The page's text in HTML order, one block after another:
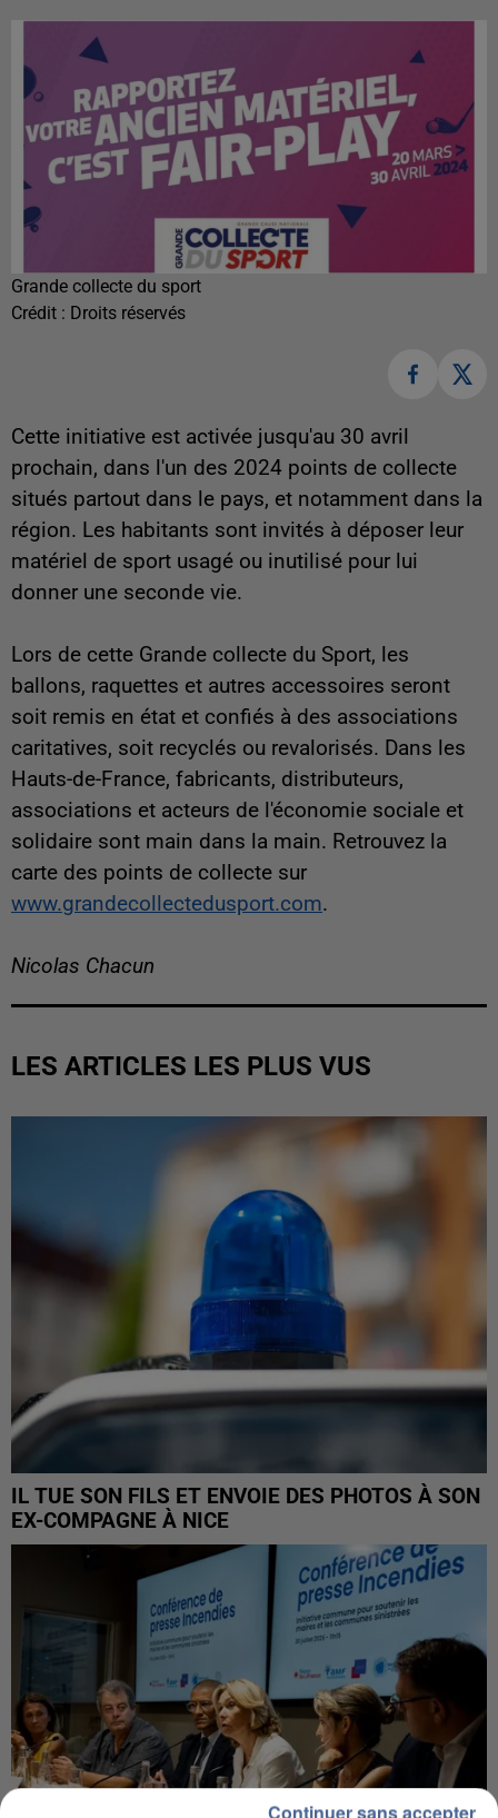
Grande collecte du sport
Crédit : Droits réservés
Cette initiative est activée jusqu'au 30 avril
prochain, dans l'un des 2024 points de collecte
situés partout dans le pays, et notamment dans la
région. Les habitants sont invités à déposer leur
matériel de sport usagé ou inutilisé pour lui
donner une seconde vie.
Lors de cette Grande collecte du Sport, les
ballons, raquettes et autres accessoires seront
soit remis en état et confiés à des associations
caritatives, soit recyclés ou revalorisés. Dans les
Hauts-de-France, fabricants, distributeurs,
associations et acteurs de l'économie sociale et
solidaire sont main dans la main. Retrouvez la
carte des points de collecte sur
www.grandecollectedusport.com.
Nicolas Chacun
LES ARTICLES LES PLUS VUS
IL TUE SON FILS ET ENVOIE DES PHOTOS À SON
EX-COMPAGNE À NICE
Continuer sans accepter